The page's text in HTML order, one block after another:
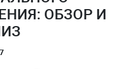
ОБЗОР И